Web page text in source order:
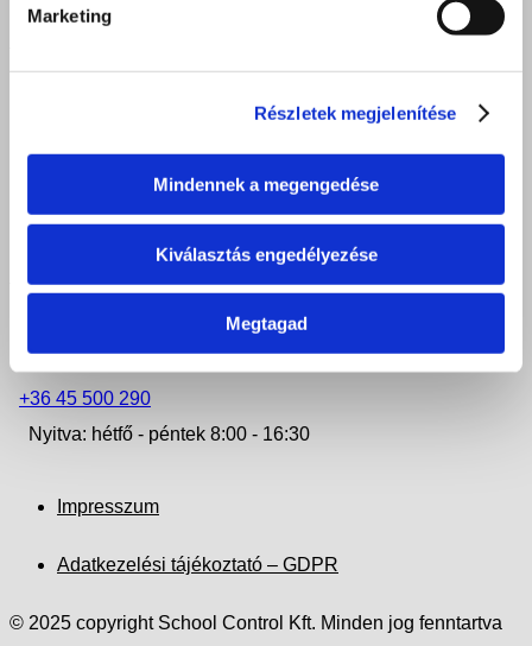
Marketing
Részletek megjelenítése
Mindennek a megengedése
Kiválasztás engedélyezése
Megtagad
NYÍREGYHÁZA
+36 42 506 972
Nyitva: hétfő - csütörtök 8:00 - 16:30
4600 Kisvárda, Szent László u. 38.
+36 45 500 290
Nyitva: hétfő - péntek 8:00 - 16:30
Impresszum
Adatkezelési tájékoztató – GDPR
© 2025 copyright School Control Kft. Minden jog fenntartva